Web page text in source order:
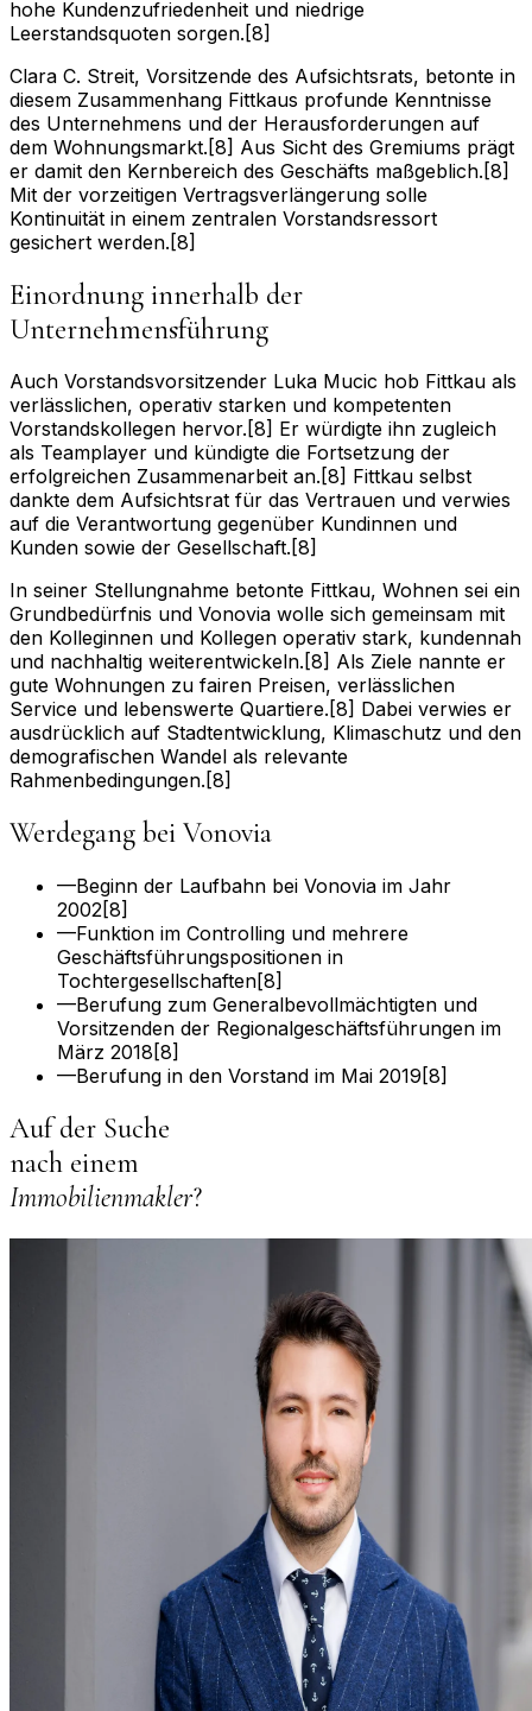
hohe Kundenzufriedenheit und niedrige
Leerstandsquoten sorgen.[8]
Clara C. Streit, Vorsitzende des Aufsichtsrats, betonte in
diesem Zusammenhang Fittkaus profunde Kenntnisse
des Unternehmens und der Herausforderungen auf
dem Wohnungsmarkt.[8] Aus Sicht des Gremiums prägt
er damit den Kernbereich des Geschäfts maßgeblich.[8]
Mit der vorzeitigen Vertragsverlängerung solle
Kontinuität in einem zentralen Vorstandsressort
gesichert werden.[8]
Einordnung innerhalb der
Unternehmensführung
Auch Vorstandsvorsitzender Luka Mucic hob Fittkau als
verlässlichen, operativ starken und kompetenten
Vorstandskollegen hervor.[8] Er würdigte ihn zugleich
als Teamplayer und kündigte die Fortsetzung der
erfolgreichen Zusammenarbeit an.[8] Fittkau selbst
dankte dem Aufsichtsrat für das Vertrauen und verwies
auf die Verantwortung gegenüber Kundinnen und
Kunden sowie der Gesellschaft.[8]
In seiner Stellungnahme betonte Fittkau, Wohnen sei ein
Grundbedürfnis und Vonovia wolle sich gemeinsam mit
den Kolleginnen und Kollegen operativ stark, kundennah
und nachhaltig weiterentwickeln.[8] Als Ziele nannte er
gute Wohnungen zu fairen Preisen, verlässlichen
Service und lebenswerte Quartiere.[8] Dabei verwies er
ausdrücklich auf Stadtentwicklung, Klimaschutz und den
demografischen Wandel als relevante
Rahmenbedingungen.[8]
Werdegang bei Vonovia
—Beginn der Laufbahn bei Vonovia im Jahr
2002[8]
—Funktion im Controlling und mehrere
Geschäftsführungspositionen in
Tochtergesellschaften[8]
—Berufung zum Generalbevollmächtigten und
Vorsitzenden der Regionalgeschäftsführungen im
März 2018[8]
—Berufung in den Vorstand im Mai 2019[8]
Auf der Suche
nach einem
Immobilienmakler?